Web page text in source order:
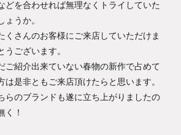
どを合わせれば無理なくトライしていた
ょうか。
くさんのお客様にご来店していただけま
うございます。
ご紹介出来ていない春物の新作で占めて
は是非ともご来店頂けたらと思います。
らのブランドも遂に立ち上がりましたの
く！